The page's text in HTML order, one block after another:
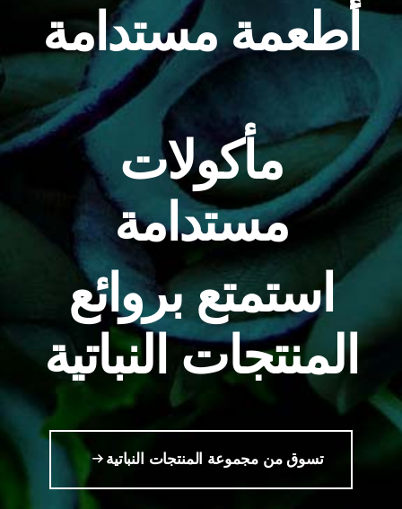
أطعمة مستدامة
مأكولات
مستدامة
استمتع بروائع
المنتجات النباتية
تسوق من مجموعة المنتجات النباتية